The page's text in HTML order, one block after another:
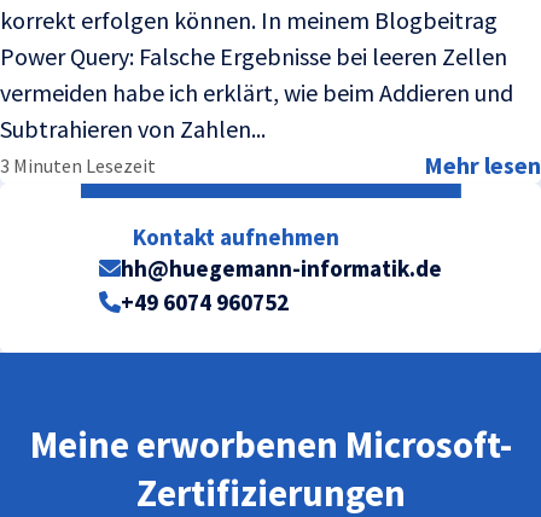
korrekt erfolgen können. In meinem Blogbeitrag
Power Query: Falsche Ergebnisse bei leeren Zellen
vermeiden habe ich erklärt, wie beim Addieren und
Subtrahieren von Zahlen...
3 Minuten Lesezeit Mehr lesen
Kontakt aufnehmen
hh@huegemann-informatik.de
+49 6074 960752
Meine erworbenen Microsoft-
Zertifizierungen